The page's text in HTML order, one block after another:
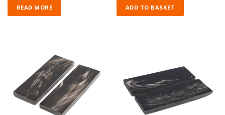
READ MORE ADD TO BASKET